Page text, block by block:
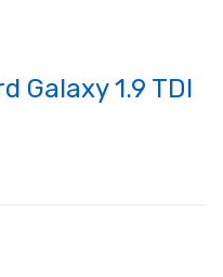
Galaxy 1.9 TDI